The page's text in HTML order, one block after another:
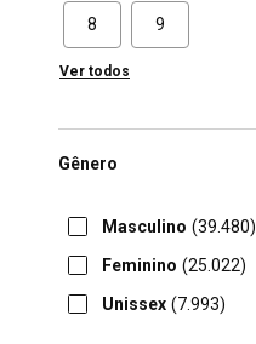
8 9
Ver todos
Gênero
Masculino (39.480)
Feminino (25.022)
Unissex (7.993)